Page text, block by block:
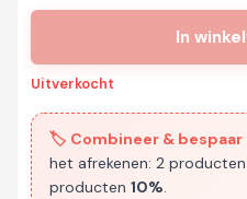
In
Uitverkocht
🏷️ Combineer & bespaar
het afrekenen: 2 producten
producten 10%.